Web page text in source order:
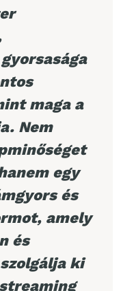
maga a
Nem
egy
és
amely
és
ki